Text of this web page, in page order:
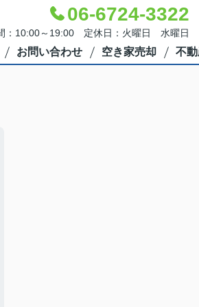
06-6724-3322
：10:00～19:00 定休日：火曜日 水曜日
お問い合わせ 空き家売却 不